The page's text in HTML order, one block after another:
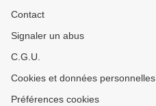
Contact
Signaler un abus
C.G.U.
Cookies et données personnelles
Préférences cookies